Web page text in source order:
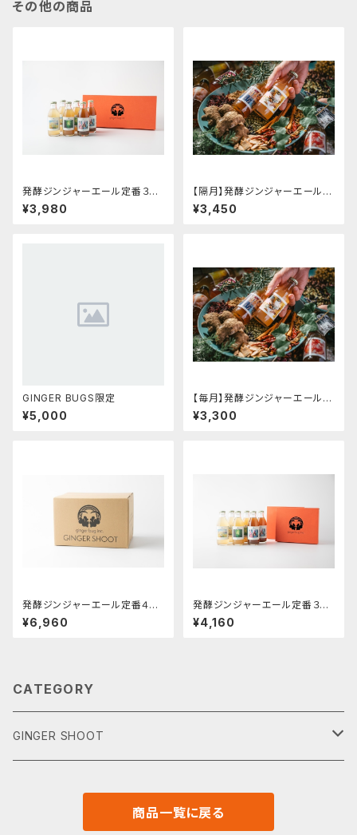
その他の商品
発酵ジンジャーエール定番３種
の６本ギフト箱セット
¥3,980
【隔月】発酵ジンジャーエール６
本定期便
¥3,450
GINGER BUGS限定
¥5,000
【毎月】発酵ジンジャーエール６
本定期便
¥3,300
発酵ジンジャーエール定番４種
の１２本箱セット
¥6,960
発酵ジンジャーエール定番３種
ギフト箱×２箱セット
¥4,160
CATEGORY
GINGER SHOOT
商品一覧に戻る